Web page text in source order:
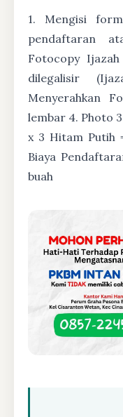
1. Mengisi
pendaftaran
Fotocopy
dilegalisir
Menyerahkan
lembar 4. Photo
x 3 Hitam Putih
Biaya
buah